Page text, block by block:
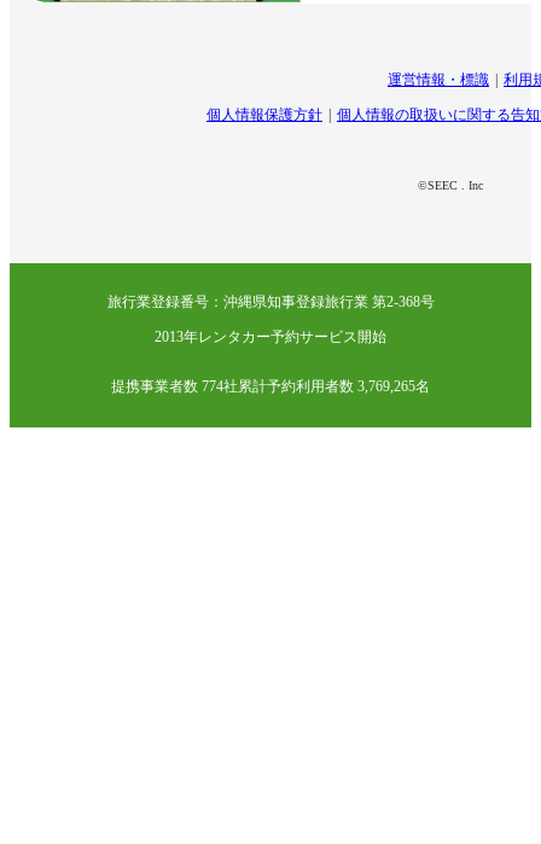
運営情報・標識 利用
個人情報保護方針 個人情報の取扱いに関する告
©SEEC . Inc
旅行業登録番号：沖縄県知事登録旅行業 第2-368号
2013年レンタカー予約サービス開始
提携事業者数 774社累計予約利用者数 3,769,265名